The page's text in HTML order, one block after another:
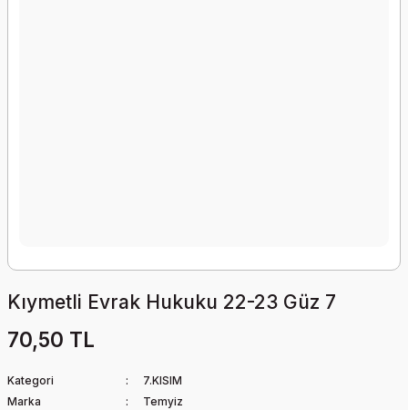
Kıymetli Evrak Hukuku 22-23 Güz 7
70,50 TL
Kategori
7.KISIM
Marka
Temyiz